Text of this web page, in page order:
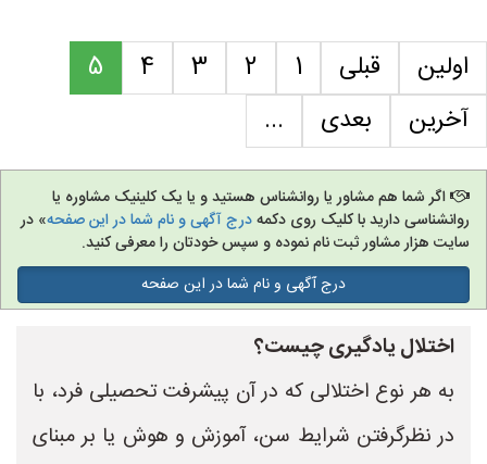
اولین قبلی 1
2
3
4
5
...
بعدی آخرین
اگر شما هم مشاور یا روانشناس هستید و یا یک کلینیک مشاوره یا
روانشناسی دارید با کلیک روی دکمهدرج آگهی و نام شما در این صفحه» در
سایت هزار مشاور ثبت نام نموده و سپس خودتان را معرفی کنید.
درج آگهی و نام شما در این صفحه
اختلال یادگیری چیست؟
به هر نوع اختلالی که در آن پیشرفت تحصیلی فرد، با
در نظرگرفتن شرایط سن، آموزش و هوش یا بر مبنای